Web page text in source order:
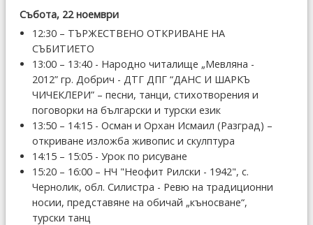
Събота, 22 ноември
12:30 – ТЪРЖЕСТВЕНО ОТКРИВАНЕ НА
СЪБИТИЕТО
13:00 – 13:40 - Народно читалище „Мевляна -
2012” гр. Добрич - ДТГ ДПГ “ДАНС И ШАРКЪ
ЧИЧЕКЛЕРИ” – песни, танци, стихотворения и
поговорки на български и турски език
13:50 – 14:15 - Осман и Орхан Исмаил (Разград) –
откриване изложба живопис и скулптура
14:15 – 15:05 - Урок по рисуване
15:20 – 16:00 – НЧ "Неофит Рилски - 1942", с.
Чернолик, обл. Силистра - Ревю на традиционни
носии, представяне на обичай „къносване“,
турски танц